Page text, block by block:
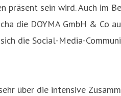
präsent sein wird. Auch im
die DOYMA GmbH &
die Social-Media-
über die intensive